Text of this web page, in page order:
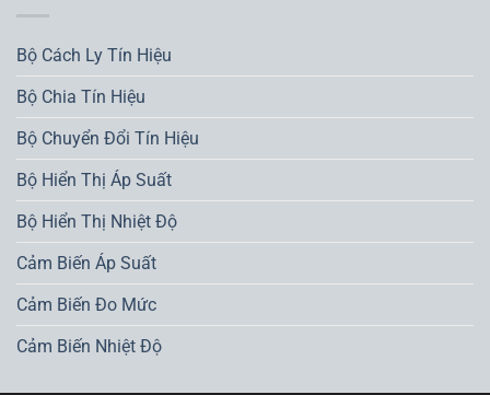
Bộ Cách Ly Tín Hiệu
Bộ Chia Tín Hiệu
Bộ Chuyển Đổi Tín Hiệu
Bộ Hiển Thị Áp Suất
Bộ Hiển Thị Nhiệt Độ
Cảm Biến Áp Suất
Cảm Biến Đo Mức
Cảm Biến Nhiệt Độ